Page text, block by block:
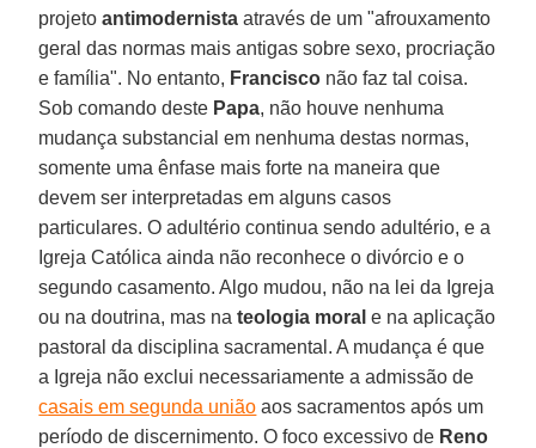
projetoantimodernista através de um "afrouxamento
geral das normas mais antigas sobre sexo, procriação
e família". No entanto, Francisco não faz tal coisa.
Sob comando deste Papa, não houve nenhuma
mudança substancial em nenhuma destas normas,
somente uma ênfase mais forte na maneira que
devem ser interpretadas em alguns casos
particulares. O adultério continua sendo adultério, e a
Igreja Católica ainda não reconhece o divórcio e o
segundo casamento. Algo mudou, não na lei da Igreja
ou na doutrina, mas nateologia moral e na aplicação
pastoral da disciplina sacramental. A mudança é que
a Igreja não exclui necessariamente a admissão de
casais em segunda união aos sacramentos após um
período de discernimento. O foco excessivo de Reno